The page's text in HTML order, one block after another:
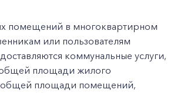
помещений в многоквартирном
или пользователям
коммунальные услуги,
общей площади жилого
площади помещений,